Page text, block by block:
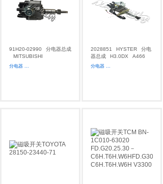
91H20-02990
分电器总成
MITSUBISHI
分电器 ...
2028851 HYSTER
分电
器总成
H3.0DX A466
分电器 ...